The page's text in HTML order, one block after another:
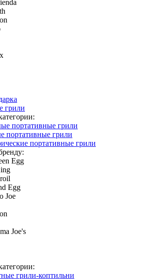
грили
портативные грили
портативные грили
портативные грили
Egg
Egg
Joe
Joe's
грили-коптильни